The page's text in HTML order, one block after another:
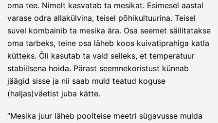
oma tee. Nimelt kasvatab ta mesikat. Esimesel aastal
varase odra allakülvina, teisel põhikultuurina. Teisel
suvel kombainib ta mesika ära. Osa seemet säilitatakse
oma tarbeks, teine osa läheb koos kuivatiprahiga katla
kütteks. Õli kasutab ta vaid selleks, et temperatuur
stabiilsena hoida. Pärast seemnekoristust künnab
jäägid sisse ja nii saab muld teatud koguse
(haljas)väetist juba kätte.
“Mesika juur läheb poolteise meetri sügavusse mulda